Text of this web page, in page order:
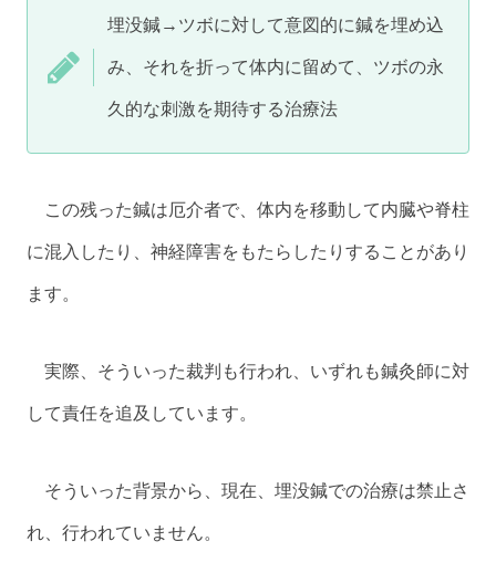
埋没鍼→ツボに対して意図的に鍼を埋め込
み、それを折って体内に留めて、ツボの永
久的な刺激を期待する治療法
この残った鍼は厄介者で、体内を移動して内臓や脊柱
に混入したり、神経障害をもたらしたりすることがあり
ます。
実際、そういった裁判も行われ、いずれも鍼灸師に対
して責任を追及しています。
そういった背景から、現在、埋没鍼での治療は禁止さ
れ、行われていません。